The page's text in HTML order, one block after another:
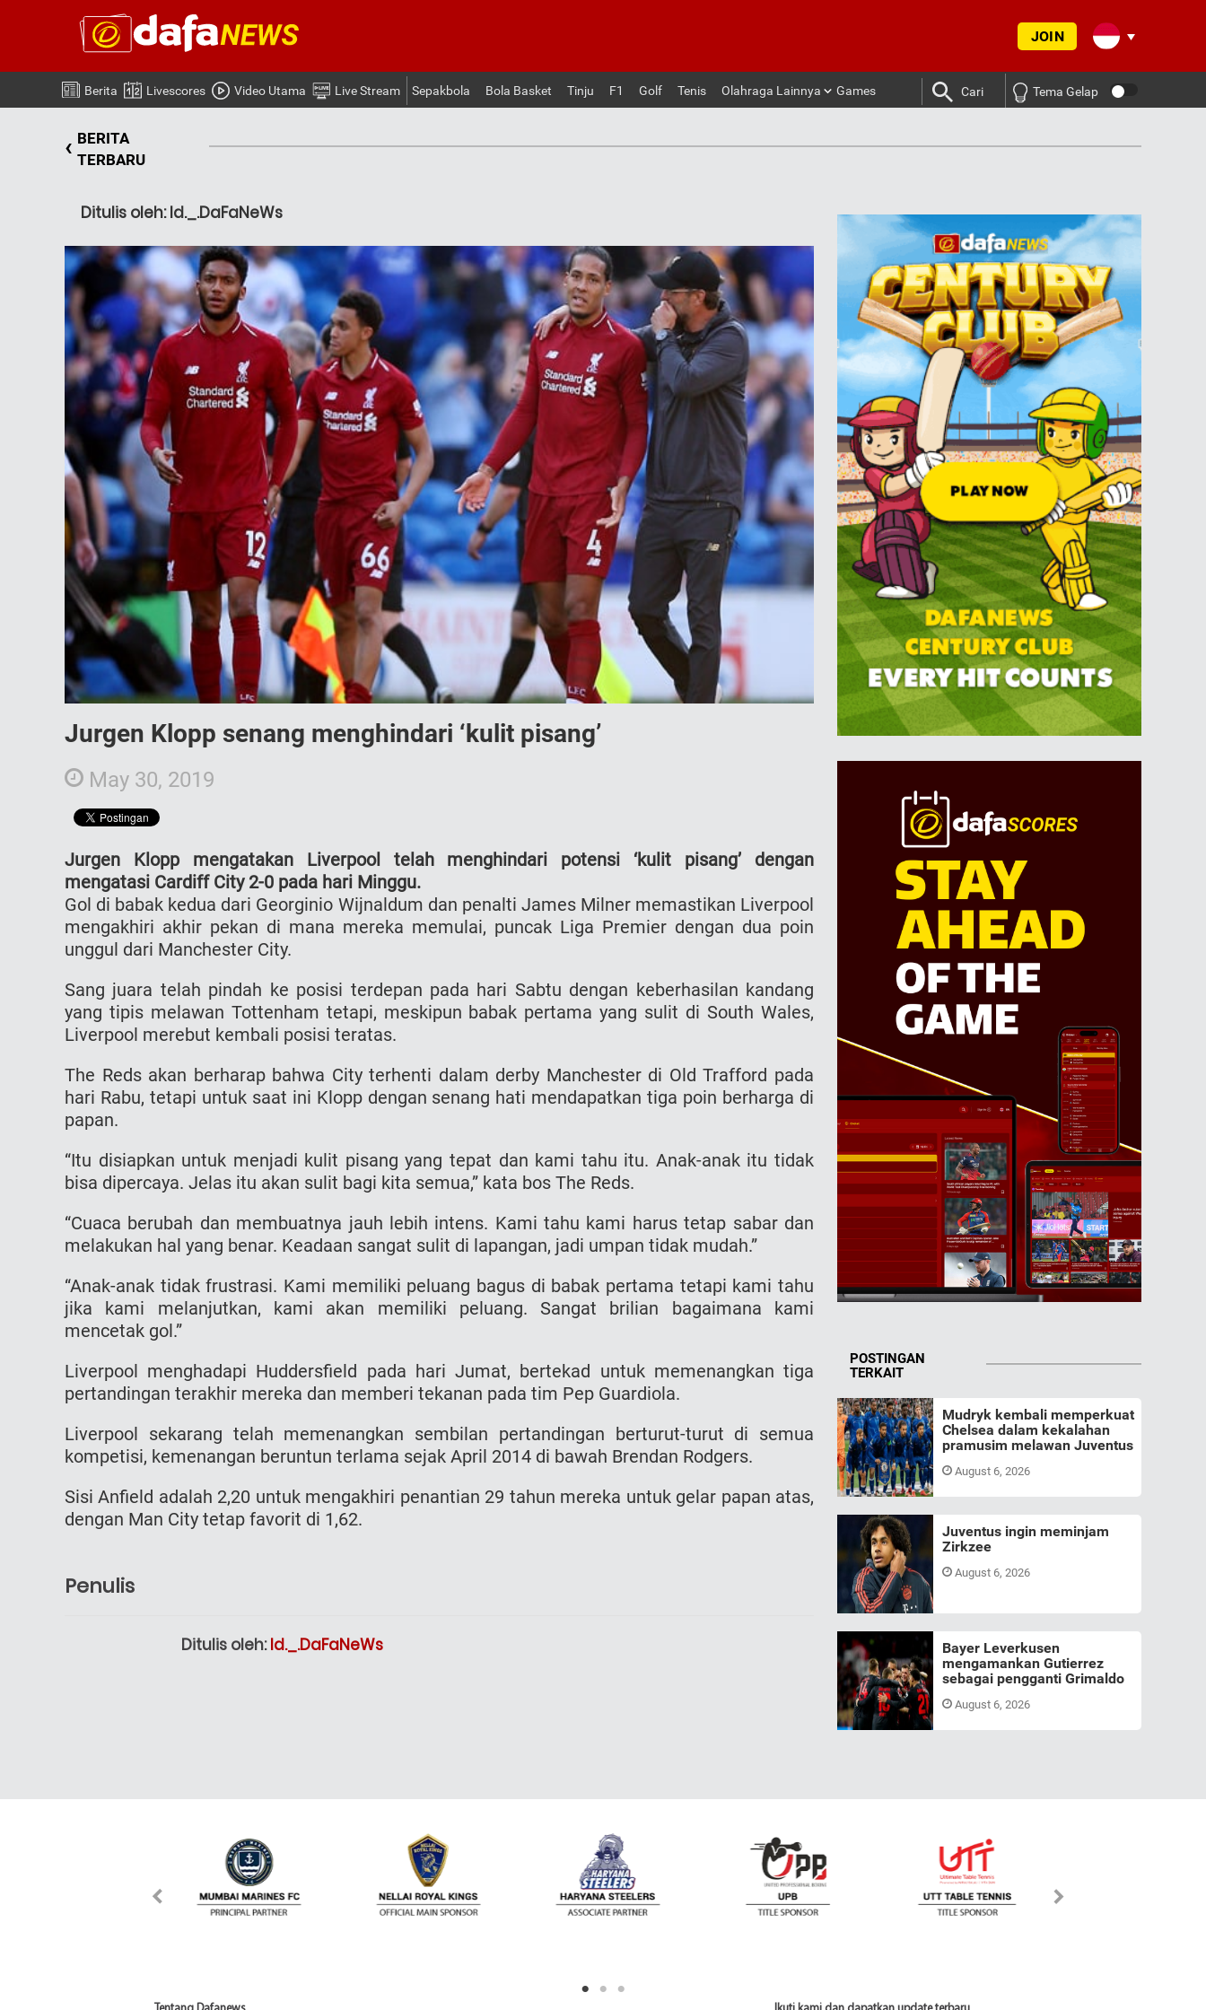
JOIN
Berita Livescores Video Utama Live Stream Sepakbola Bola Basket Tinju F1 Golf Tenis Olahraga Lainnya Games Cari Tema Gelap
‹ BERITA
TERBARU
Ditulis oleh: Id._.DaFaNeWs
Jurgen Klopp senang menghindari ‘kulit pisang’
May 30, 2019
Jurgen Klopp mengatakan Liverpool telah menghindari potensi ‘kulit pisang’ dengan
mengatasi Cardiff City 2-0 pada hari Minggu.
Gol di babak kedua dari Georginio Wijnaldum dan penalti James Milner memastikan Liverpool
mengakhiri akhir pekan di mana mereka memulai, puncak Liga Premier dengan dua poin
unggul dari Manchester City.
Sang juara telah pindah ke posisi terdepan pada hari Sabtu dengan keberhasilan kandang
yang tipis melawan Tottenham tetapi, meskipun babak pertama yang sulit di South Wales,
Liverpool merebut kembali posisi teratas.
The Reds akan berharap bahwa City terhenti dalam derby Manchester di Old Trafford pada
hari Rabu, tetapi untuk saat ini Klopp dengan senang hati mendapatkan tiga poin berharga di
papan.
“Itu disiapkan untuk menjadi kulit pisang yang tepat dan kami tahu itu. Anak-anak itu tidak
bisa dipercaya. Jelas itu akan sulit bagi kita semua,” kata bos The Reds.
“Cuaca berubah dan membuatnya jauh lebih intens. Kami tahu kami harus tetap sabar dan
melakukan hal yang benar. Keadaan sangat sulit di lapangan, jadi umpan tidak mudah.”
“Anak-anak tidak frustrasi. Kami memiliki peluang bagus di babak pertama tetapi kami tahu
jika kami melanjutkan, kami akan memiliki peluang. Sangat brilian bagaimana kami
mencetak gol.”
Liverpool menghadapi Huddersfield pada hari Jumat, bertekad untuk memenangkan tiga
pertandingan terakhir mereka dan memberi tekanan pada tim Pep Guardiola.
Liverpool sekarang telah memenangkan sembilan pertandingan berturut-turut di semua
kompetisi, kemenangan beruntun terlama sejak April 2014 di bawah Brendan Rodgers.
Sisi Anfield adalah 2,20 untuk mengakhiri penantian 29 tahun mereka untuk gelar papan atas,
dengan Man City tetap favorit di 1,62.
Penulis
Ditulis oleh:Id._.DaFaNeWs
POSTINGAN
TERKAIT
Mudryk kembali memperkuat
Chelsea dalam kekalahan
pramusim melawan Juventus
August 6, 2026
Juventus ingin meminjam
Zirkzee
August 6, 2026
Bayer Leverkusen
mengamankan Gutierrez
sebagai pengganti Grimaldo
August 6, 2026